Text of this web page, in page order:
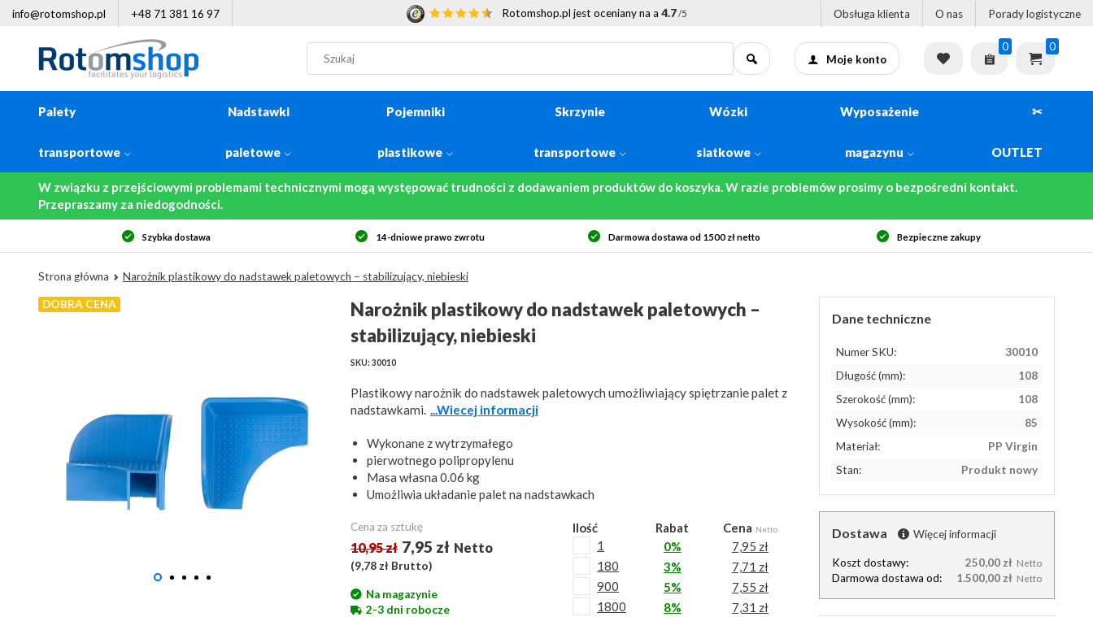
info@rotomshop.pl +48 71 381 16 97 Rotomshop.pl jest oceniany na a 4.7/5 Obsługa klienta O nas Porady logistyczne
Moje konto
0 0
Palety
transportowe
Nadstawki
paletowe
Pojemniki
plastikowe
Skrzynie
transportowe
Wózki
siatkowe
Wyposażenie
magazynu
✂
OUTLET
W związku z przejściowymi problemami technicznymi mogą występować trudności z dodawaniem produktów do koszyka. W razie problemów prosimy o bezpośredni kontakt.
Przepraszamy za niedogodności.
Szybka dostawa 14-dniowe prawo zwrotu Darmowa dostawa od 1500 zł netto Bezpieczne zakupy
Strona główna Narożnik plastikowy do nadstawek paletowych – stabilizujący, niebieski
DOBRA CENA
Narożnik plastikowy do nadstawek paletowych –
stabilizujący, niebieski
SKU: 30010
Plastikowy narożnik do nadstawek paletowych umożliwiający spiętrzanie palet z
nadstawkami. ...Wiecej informacji
Wykonane z wytrzymałego
pierwotnego polipropylenu
Masa własna 0.06 kg
Umożliwia układanie palet na nadstawkach
Cena za sztukę
10,95 zł 7,95 zł Netto
(9,78 zł Brutto)
Na magazynie
2-3 dni robocze
Ilość Rabat Cena Netto
1 0%
7,95 zł
180
3%
7,71 zł
900
5%
7,55 zł
1800
8%
7,31 zł
Dane techniczne
Numer SKU:
30010
Długość (mm):
108
Szerokość (mm):
108
Wysokość (mm):
85
Materiał:
PP Virgin
Stan:
Produkt nowy
Dostawa Więcej informacji
Koszt dostawy: 250,00 zł Netto
Darmowa dostawa od: 1.500,00 zł Netto